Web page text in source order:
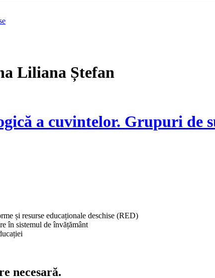
Liliana Ștefan
a cuvintelor. Grupuri de
și resurse educaționale deschise (RED)
în sistemul de învățământ
necesară.